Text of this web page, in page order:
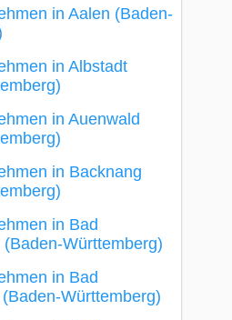
in Aalen (Baden-
in Albstadt
in Auenwald
in Backnang
in Bad
Württemberg)
in Bad
Württemberg)